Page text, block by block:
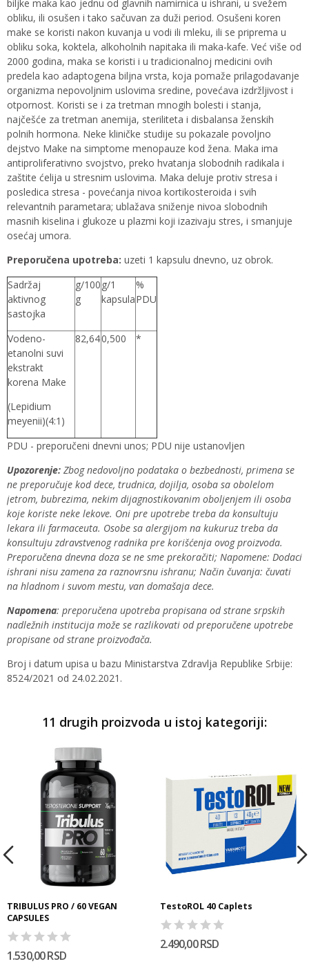
biljke maka kao jednu od glavnih namirnica u ishrani, u svežem
obliku, ili osušen i tako sačuvan za duži period. Osušeni koren
make se koristi nakon kuvanja u vodi ili mleku, ili se priprema u
obliku soka, koktela, alkoholnih napitaka ili maka-kafe. Već više od
2000 godina, maka se koristi i u tradicionalnoj medicini ovih
predela kao adaptogena biljna vrsta, koja pomaže prilagodavanje
organizma nepovoljnim uslovima sredine, povećava izdržljivost i
otpornost. Koristi se i za tretman mnogih bolesti i stanja,
najčešće za tretman anemija, steriliteta i disbalansa ženskih
polnih hormona. Neke kliničke studije su pokazale povoljno
dejstvo Make na simptome menopauze kod žena. Maka ima
antiproliferativno svojstvo, preko hvatanja slobodnih radikala i
zaštite ćelija u stresnim uslovima. Maka deluje protiv stresa i
posledica stresa - povećanja nivoa kortikosteroida i svih
relevantnih parametara; ublažava sniženje nivoa slobodnih
masnih kiselina i glukoze u plazmi koji izazivaju stres, i smanjuje
osećaj umora.
Preporučena upotreba: uzeti 1 kapsulu dnevno, uz obrok.
Sadržaj
aktivnog
sastojka
g/100
g
g/1
kapsula
%
PDU
Vodeno-
etanolni suvi
ekstrakt
korena Make
(Lepidium
meyenii)(4:1)
82,640,500 *
PDU - preporučeni dnevni unos; PDU nije ustanovljen
Upozorenje: Zbog nedovoljno podataka o bezbednosti, primena se
ne preporučuje kod dece, trudnica, dojilja, osoba sa obolelom
jetrom, bubrezima, nekim dijagnostikovanim oboljenjem ili osoba
koje koriste neke lekove. Oni pre upotrebe treba da konsultuju
lekara ili farmaceuta. Osobe sa alergijom na kukuruz treba da
konsultuju zdravstvenog radnika pre korišćenja ovog proizvoda.
Preporučena dnevna doza se ne sme prekoračiti; Napomene: Dodaci
ishrani nisu zamena za raznovrsnu ishranu; Način čuvanja: čuvati
na hladnom i suvom mestu, van domašaja dece.
Napomena: preporučena upotreba propisana od strane srpskih
nadležnih institucija može se razlikovati od preporučene upotrebe
propisane od strane proizvođača.
Broj i datum upisa u bazu Ministarstva Zdravlja Republike Srbije:
8524/2021 od 24.02.2021.
11 drugih proizvoda u istoj kategoriji:
TRIBULUS PRO / 60 VEGAN
CAPSULES
1.530,00 RSD
TestoROL 40 Caplets
2.490,00 RSD